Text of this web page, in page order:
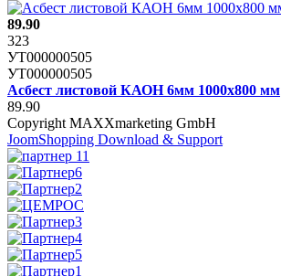
89.90
323
УТ000000505
УТ000000505
Асбест листовой КАОН 6мм 1000х800 мм
89.90
Copyright MAXXmarketing GmbH
JoomShopping Download & Support